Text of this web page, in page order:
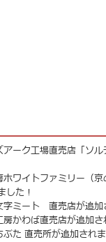
アーク工場直売店「ソ
ホワイトファミリー（
した！
字ミート 直売店が追加
房かわば直売店が追加さ
た 直売所が追加されま